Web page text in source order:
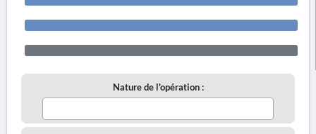
Nature de l'opération :